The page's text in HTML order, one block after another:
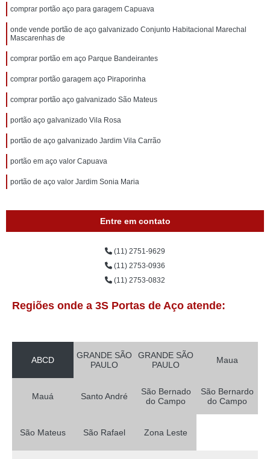
comprar portão aço para garagem Capuava
onde vende portão de aço galvanizado Conjunto Habitacional Marechal
Mascarenhas de
comprar portão em aço Parque Bandeirantes
comprar portão garagem aço Piraporinha
comprar portão aço galvanizado São Mateus
portão aço galvanizado Vila Rosa
portão de aço galvanizado Jardim Vila Carrão
portão em aço valor Capuava
portão de aço valor Jardim Sonia Maria
Entre em contato
(11) 2751-9629
(11) 2753-0936
(11) 2753-0832
Regiões onde a 3S Portas de Aço atende:
ABCD
GRANDE SÃO
PAULO
GRANDE SÃO
PAULO
Maua
Mauá Santo André
São Bernado
do Campo
São Bernardo
do Campo
São Mateus São Rafael Zona Leste